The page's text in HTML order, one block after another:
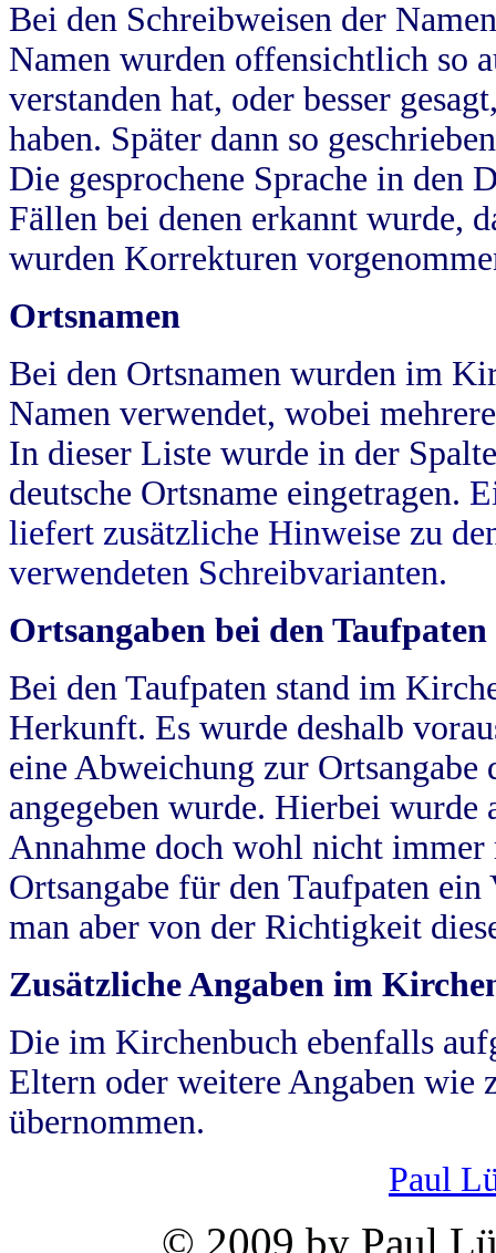
Bei den Schreibweisen der
Namen wurden offensichtlich so
verstanden hat, oder besser
haben. Später dann so
Die gesprochene Sprache in
Fällen bei denen erkannt wurde,
wurden Korrekturen
Ortsnamen
Bei den Ortsnamen wurden im
Namen verwendet, wobei
In dieser Liste wurde in der
deutsche Ortsname eingetragen.
liefert zusätzliche Hinweise zu
verwendeten Schreibvarianten.
Ortsangaben bei den Taufpaten
Bei den Taufpaten stand im
Herkunft. Es wurde deshalb
eine Abweichung zur
angegeben wurde. Hierbei wurde
Annahme doch wohl nicht
Ortsangabe für den Taufpaten
man aber von der Richtigkeit
Zusätzliche Angaben im
Die im Kirchenbuch ebenfalls
Eltern oder weitere Angaben wie
übernommen.
Paul
© 2009 by Paul